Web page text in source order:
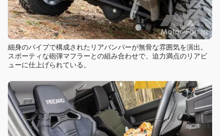
細身のパイプで構成されたリアバンパーが無骨な雰囲気を演出。
スポーティな砲弾マフラーとの組み合わせで、迫力満点のリアビ
ューに仕上げられている。